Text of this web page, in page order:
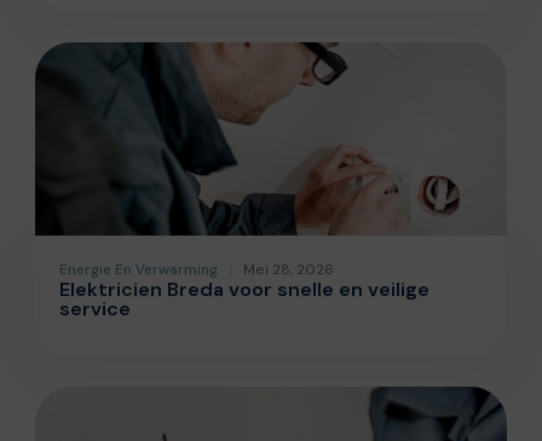
Energie En Verwarming Mei 28, 2026
Elektricien Breda voor snelle en veilige
service